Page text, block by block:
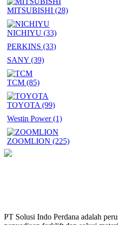
MITSUBISHI (28)
NICHIYU (33)
PERKINS (33)
SANY (39)
TCM (85)
TOYOTA (99)
Westin Power(1)
ZOOMLION (225)
PT Solusi Indo Perdana adalah